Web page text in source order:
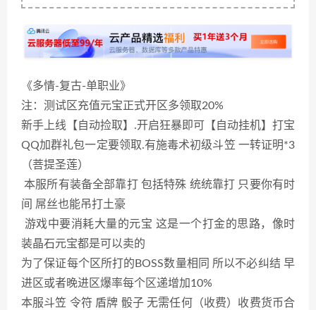
《多情-复古-单职业》
注：测试区充值元宝正式开区多领取20%
新手上线【自动捡取】.开启狂暴即可【自动挂机】打宝
QQ加群礼包一定要领取.有施毒术初级斗笠 一转证明*3
（菩提圣莲）
本服所有装备全部靠打 包括特殊 统统靠打 只要你有时
间 屌丝也能吊打土豪
游戏中要消耗大量的元宝 这是一个打金的思路，像时
装晶石元宝都是可以卖的
为了保证每个区所打的BOSS数量相同 所以不必纠结 早
进区或者晚进区爆率每个区递增加10%
本服斗笠 令符 盾牌 骰子 无需任何（收费）收费货币合